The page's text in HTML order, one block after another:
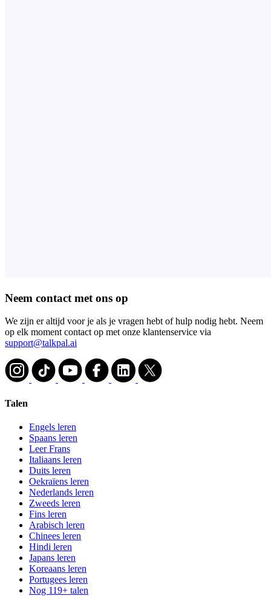
Neem contact met ons op
We zijn er altijd voor je als je vragen hebt of hulp nodig hebt. Neem
op elk moment contact op met onze klantenservice via
support@talkpal.ai
Talen
Engels leren
Spaans leren
Leer Frans
Italiaans leren
Duits leren
Oekraïens leren
Nederlands leren
Zweeds leren
Fins leren
Arabisch leren
Chinees leren
Hindi leren
Japans leren
Koreaans leren
Portugees leren
Nog 119+ talen